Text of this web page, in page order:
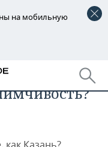
на мобильную